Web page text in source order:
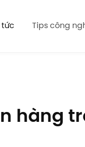
tức Tips công
hàng